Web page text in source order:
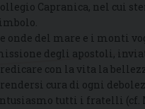
Capranica, nel cui
onde del mare e i monti
degli apostoli,
con la vita la
cura di ogni
tutti i fratelli (cf.